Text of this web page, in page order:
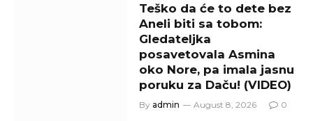
Teško da će to dete bez
Aneli biti sa tobom:
Gledateljka
posavetovala Asmina
oko Nore, pa imala jasnu
poruku za Daču! (VIDEO)
By admin August 8, 2026 0